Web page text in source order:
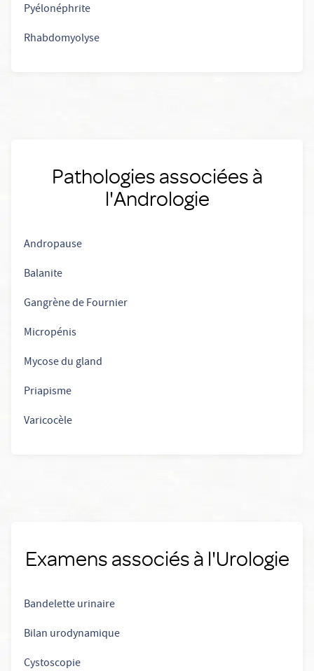
Pyélonéphrite
Rhabdomyolyse
Pathologies associées à
l'Andrologie
Andropause
Balanite
Gangrène de Fournier
Micropénis
Mycose du gland
Priapisme
Varicocèle
Examens associés à l'Urologie
Bandelette urinaire
Bilan urodynamique
Cystoscopie